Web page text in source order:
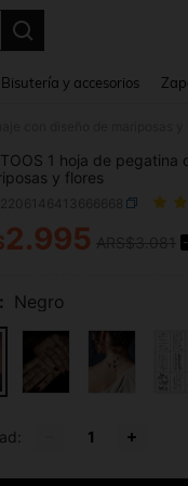
Bisutería y accesorios
1 hoja de pegatina
y flores
AND
2.995
Negro